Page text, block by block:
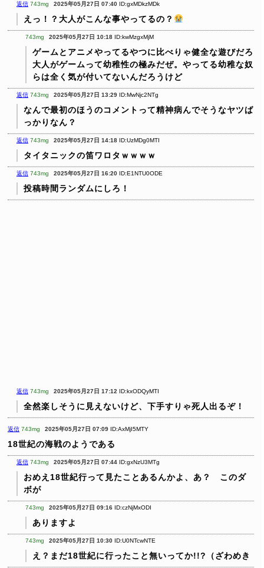
返信 743mg 2025年05月27日 07:40 ID:gxMDkzMDk
えっ！？大人がこんな事やってるの？
743mg 2025年05月27日 10:18 ID:kwMzgxMjM
ゲームとアニメやってるやつに比べりゃ健全な遊びだろ
大人がゲームって幼稚性の極みだぜ。やってる幼稚な奴
らは全く気が付いてないんだろうけど
返信 743mg 2025年05月27日 13:29 ID:MwNjc2NTg
なんで最初のほうのコメントって精神病んでそうなヤツば
っかりなん？
返信 743mg 2025年05月27日 14:18 ID:UzMDg0MTI
タイタニックの笛ワロタｗｗｗｗ
返信 743mg 2025年05月27日 16:20 ID:E1NTU0ODE
投稿時間ランダムにしろ！
返信 743mg 2025年05月27日 17:12 ID:kxODQyMTI
全然楽しそうに見えないけど、下手すりゃ死人出るぞ！
返信 743mg 2025年05月27日 07:09 ID:AxMjI5MTY
18世紀の海戦のようである
返信 743mg 2025年05月27日 07:44 ID:gxNzU3MTg
おめえ18世紀行って見たことあるんかよ、あ？ このダ
ボが
743mg 2025年05月27日 09:16 ID:czNjMxODI
ありますよ
743mg 2025年05月27日 10:30 ID:U0NTcwNTE
え？まだ18世紀に行ったこと無いってか!!?（ざわめき